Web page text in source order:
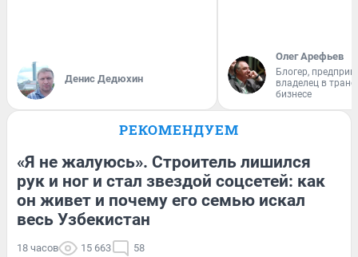
Денис Дедюхин
Олег Арефьев
Блогер,
владелец в
бизнесе
РЕКОМЕНДУЕМ
«Я не жалуюсь». Строитель лишился
рук и ног и стал звездой соцсетей: как
он живет и почему его семью искал
весь Узбекистан
18 часов 15 663 58